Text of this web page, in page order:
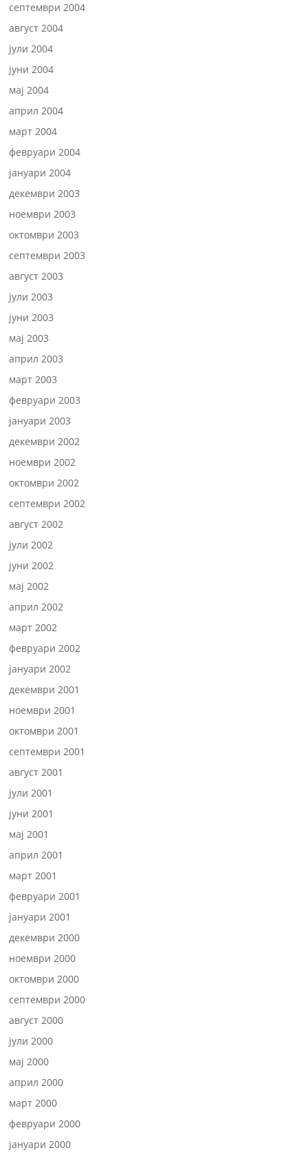
септември 2004
август 2004
јули 2004
јуни 2004
мај 2004
април 2004
март 2004
февруари 2004
јануари 2004
декември 2003
ноември 2003
октомври 2003
септември 2003
август 2003
јули 2003
јуни 2003
мај 2003
април 2003
март 2003
февруари 2003
јануари 2003
декември 2002
ноември 2002
октомври 2002
септември 2002
август 2002
јули 2002
јуни 2002
мај 2002
април 2002
март 2002
февруари 2002
јануари 2002
декември 2001
ноември 2001
октомври 2001
септември 2001
август 2001
јули 2001
јуни 2001
мај 2001
април 2001
март 2001
февруари 2001
јануари 2001
декември 2000
ноември 2000
октомври 2000
септември 2000
август 2000
јули 2000
мај 2000
април 2000
март 2000
февруари 2000
јануари 2000